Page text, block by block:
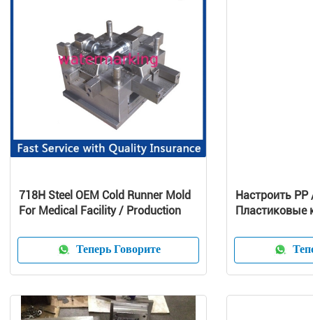
718H Steel OEM Cold Runner Mold
For Medical Facility / Production
Теперь Говорите
Настроить
Пластиковые